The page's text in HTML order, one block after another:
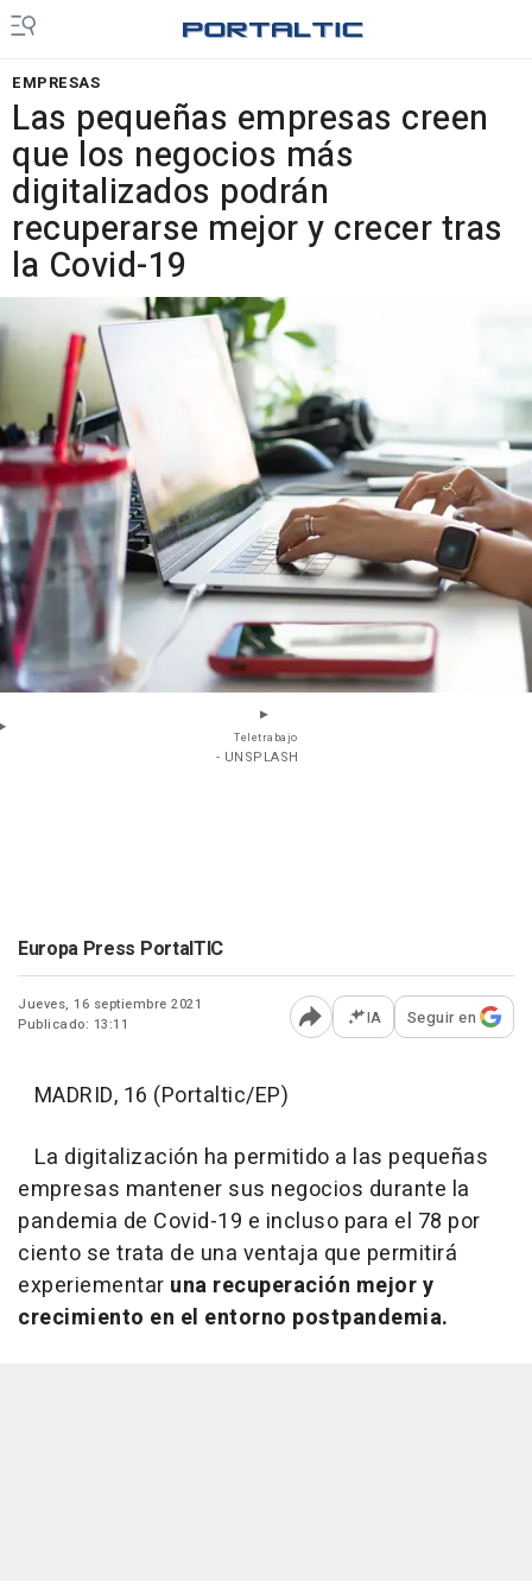
EMPRESAS
Las pequeñas empresas creen
que los negocios más
digitalizados podrán
recuperarse mejor y crecer tras
la Covid-19
Teletrabajo
- UNSPLASH
Europa Press PortalTIC
Jueves, 16 septiembre 2021
Publicado: 13:11
Abrir opciones para
IA Seguir en
MADRID, 16 (Portaltic/EP)
La digitalización ha permitido a las pequeñas
empresas mantener sus negocios durante la
pandemia de Covid-19 e incluso para el 78 por
ciento se trata de una ventaja que permitirá
experiementar una recuperación mejor y
crecimiento en el entorno postpandemia.